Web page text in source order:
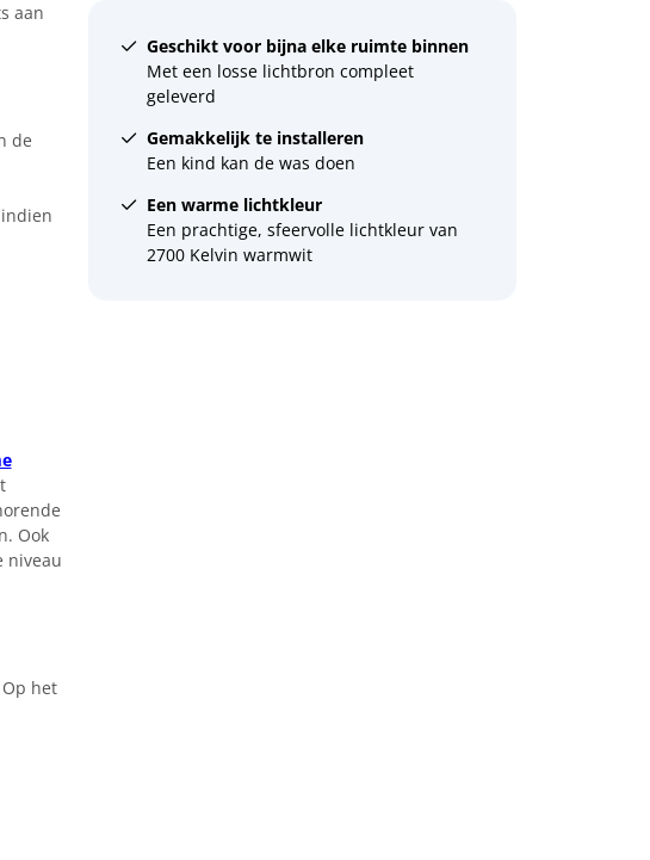
aan
de
Ook
niveau
het
Geschikt voor bijna elke ruimte binnen
Met een losse lichtbron compleet
geleverd
Gemakkelijk te installeren
Een kind kan de was doen
Een warme lichtkleur
Een prachtige, sfeervolle lichtkleur van
2700 Kelvin warmwit